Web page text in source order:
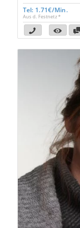
Tel: 1.71€/Min.
Aus d. Festnetz *